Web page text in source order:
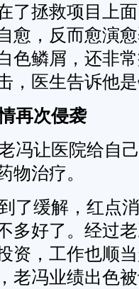
了拯救项目上
愈，反而愈演
色鳞屑，还非
，医生告诉他
再次侵袭
冯让医院给自
物治疗。
了缓解，红点
多好了。经过
资，工作也顺
老冯业绩出色